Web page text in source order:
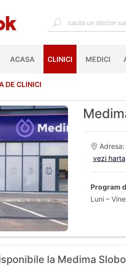
ACASA(CURRENT)
CLINICI MEDICI
DE CLINICI
vezi harta
Program
Luni –
la Medima